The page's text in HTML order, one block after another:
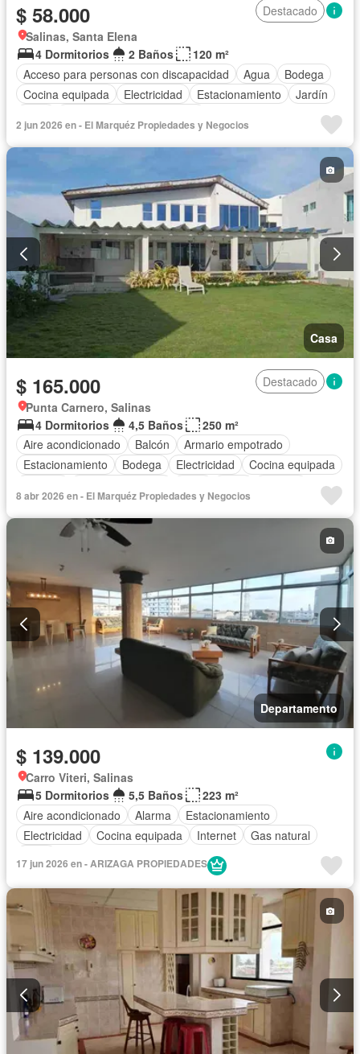
$ 58.000
Destacado
Salinas, Santa Elena
4 Dormitorios
2 Baños
120 m²
Acceso para personas con discapacidad
Agua
Bodega
Cocina equipada
Electricidad Estacionamiento
Jardín
2 jun 2026 en - El Marquéz Propiedades y Negocios
Casa
$ 165.000
Destacado
Punta Carnero, Salinas
4 Dormitorios
4,5 Baños
250 m²
Aire acondicionado
Balcón
Armario empotrado
Estacionamiento
Bodega Electricidad
Cocina equipada
Jardín
Parrilla Seguridad Completamente amoblado
8 abr 2026 en - El Marquéz Propiedades y Negocios
Departamento
$ 139.000
Carro Viteri, Salinas
5 Dormitorios
5,5 Baños
223 m²
Aire acondicionado
Alarma
Estacionamiento
Electricidad
Cocina equipada Internet
Gas natural
17 jun 2026 en - ARIZAGA PROPIEDADES